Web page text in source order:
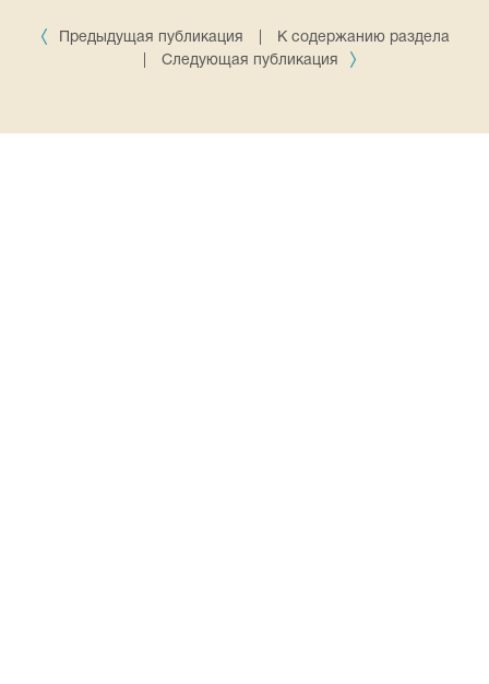
Предыдущая публикация
К содержанию раздела
Следующая публикация